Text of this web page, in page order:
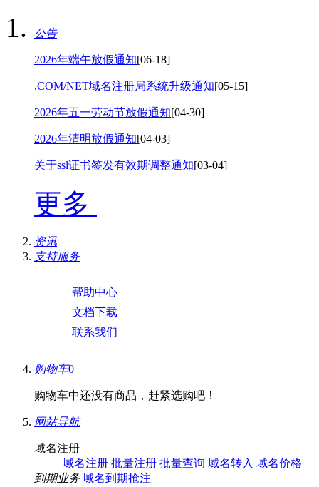
公告
2026年端午放假通知[06-18]
.COM/NET域名注册局系统升级通知[05-15]
2026年五一劳动节放假通知[04-30]
2026年清明放假通知[04-03]
关于ssl证书签发有效期调整通知[03-04]
更多
资讯
支持服务
帮助中心
文档下载
联系我们
购物车0
购物车中还没有商品，赶紧选购吧！
网站导航
域名注册
域名注册 批量注册 批量查询 域名转入 域名价格
到期业务 域名到期抢注